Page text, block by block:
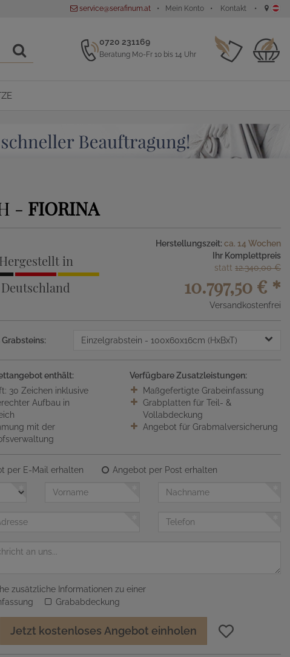
service@serafinum.at Mein Konto Kontakt
0720 231169
Beratung Mo-Fr 10 bis 14 Uhr
- FIORINA
Hergestellt in
Deutschland
Herstellungszeit: ca. 14 Wochen
Ihr Komplettpreis
statt 12.340,00 €
10.797,50 € *
Versandkostenfrei
Einzelgrabstein - 100x60x16cm (HxBxT)
enthält:
30 Zeichen inklusive
Aufbau in
mit der
Verfügbare Zusatzleistungen:
Maßgefertigte Grabeinfassung
Grabplatten für Teil- &
Vollabdeckung
Angebot für Grabmalversicherung
per E-Mail erhalten
Angebot per Post erhalten
Vorname Nachname
Telefon
zusätzliche Informationen zu einer
Grababdeckung
Jetzt kostenloses Angebot einholen